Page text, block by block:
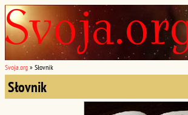
Svoja.org » Słovnik
Słovnik